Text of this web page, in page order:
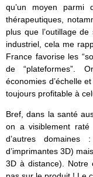
qu’un moyen parmi
thérapeutiques,
plus que l’outillage
industriel, cela me
France favorise les
de “plateformes”.
économies d’échelle
toujours profitable à
Bref, dans la santé
on a visiblement raté
d’autres
d’imprimantes 3D)
3D à distance). Notre